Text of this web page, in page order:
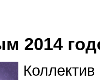
2014